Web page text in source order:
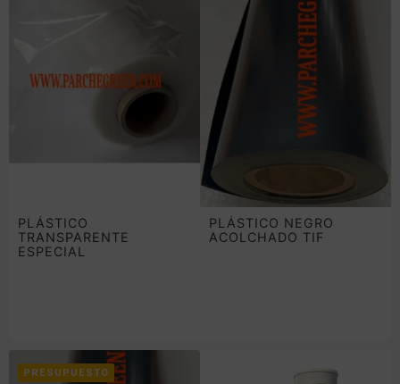
PLÁSTICO
TRANSPARENTE
ESPECIAL
PLÁSTICO NEGRO
ACOLCHADO TIF
PRESUPUESTO